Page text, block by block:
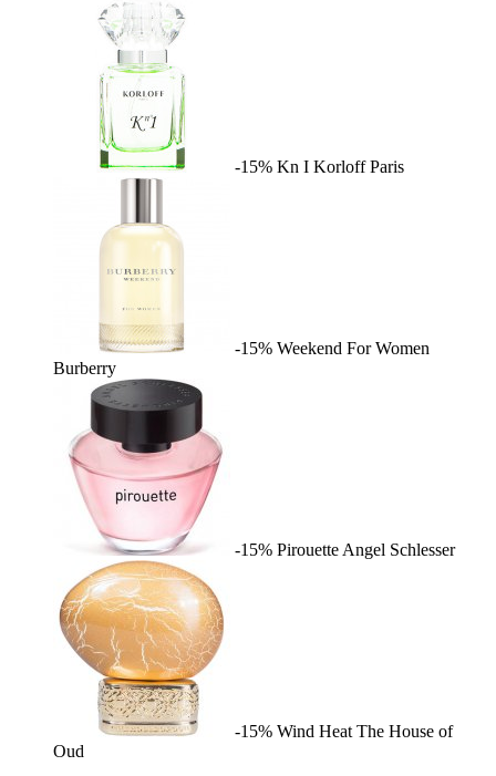
-15% Kn I Korloff Paris
-15% Weekend For Women
Burberry
-15% Pirouette Angel Schlesser
-15% Wind Heat The House of
Oud